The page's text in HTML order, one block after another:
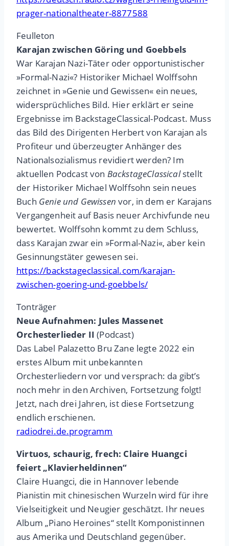
prager-nationaltheater-8877588
Feulleton
Karajan zwischen Göring und Goebbels
War Karajan Nazi-Täter oder opportunistischer
»Formal-Nazi«? Historiker Michael Wolffsohn
zeichnet in »Genie und Gewissen« ein neues,
widersprüchliches Bild. Hier erklärt er seine
Ergebnisse im BackstageClassical-Podcast. Muss
das Bild des Dirigenten Herbert von Karajan als
Profiteur und überzeugter Anhänger des
Nationalsozialismus revidiert werden? Im
aktuellen Podcast von BackstageClassicalstellt
der Historiker Michael Wolffsohn sein neues
Buch Genie und Gewissen vor, in dem er Karajans
Vergangenheit auf Basis neuer Archivfunde neu
bewertet. Wolffsohn kommt zu dem Schluss,
dass Karajan zwar ein »Formal-Nazi«, aber kein
Gesinnungstäter gewesen sei.
https://backstageclassical.com/karajan-
zwischen-goering-und-goebbels/
Tonträger
Neue Aufnahmen: Jules Massenet
Orchesterlieder II (Podcast)
Das Label Palazetto Bru Zane legte 2022 ein
erstes Album mit unbekannten
Orchesterliedern vor und versprach: da gibt’s
noch mehr in den Archiven, Fortsetzung folgt!
Jetzt, nach drei Jahren, ist diese Fortsetzung
endlich erschienen.
radiodrei.de.programm
Virtuos, schaurig, frech: Claire Huangci
feiert „Klavierheldinnen“
Claire Huangci, die in Hannover lebende
Pianistin mit chinesischen Wurzeln wird für ihre
Vielseitigkeit und Neugier geschätzt. Ihr neues
Album „Piano Heroines“ stellt Komponistinnen
aus Amerika und Deutschland gegenüber.